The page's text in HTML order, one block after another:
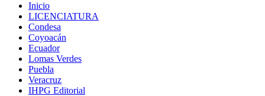
Inicio
LICENCIATURA
Condesa
Coyoacán
Ecuador
Lomas Verdes
Puebla
Veracruz
IHPG Editorial